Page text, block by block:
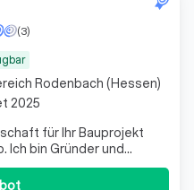
(3)
für Ihr Bauprojekt
Ich bin Gründer und
Jahren auf dem Bau. In
Rodenbach (Hessen)
2025